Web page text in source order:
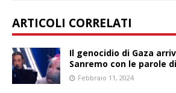
ARTICOLI CORRELATI
Il genocidio di Gaza
Sanremo con le parole
Febbraio 11, 2024